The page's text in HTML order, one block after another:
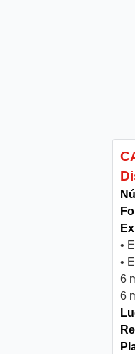
•
•
6
6